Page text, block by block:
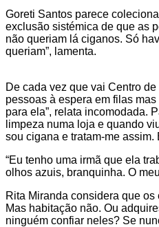
Goreti Santos parece
exclusão sistémica de que as
não queriam lá ciganos. Só
queriam”, lamenta.
De cada vez que vai Centro
pessoas à espera em filas
para ela”, relata incomodada.
limpeza numa loja e quando
sou cigana e tratam-me assim.
“Eu tenho uma irmã que ela
olhos azuis, branquinha. O
Rita Miranda considera que
Mas habitação não. Ou
ninguém confiar neles? Se